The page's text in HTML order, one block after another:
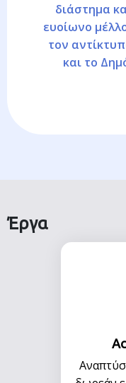
διάστημα
ευοίωνο
τον
και το
Έργα